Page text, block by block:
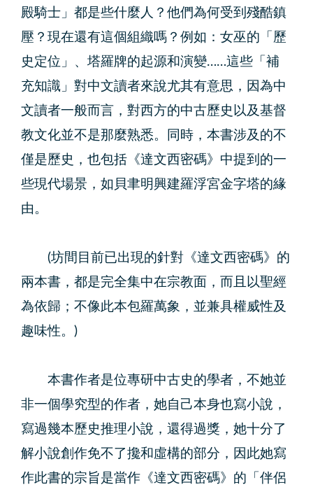
殿騎士」都是些什麼人？他們為何受到殘酷鎮
壓？現在還有這個組織嗎？例如：女巫的「歷
史定位」、塔羅牌的起源和演變……這些「補
充知識」對中文讀者來說尤其有意思，因為中
文讀者一般而言，對西方的中古歷史以及基督
教文化並不是那麼熟悉。同時，本書涉及的不
僅是歷史，也包括《達文西密碼》中提到的一
些現代場景，如貝聿明興建羅浮宮金字塔的緣
由。
(坊間目前已出現的針對《達文西密碼》的
兩本書，都是完全集中在宗教面，而且以聖經
為依歸；不像此本包羅萬象，並兼具權威性及
趣味性。)
本書作者是位專研中古史的學者，不她並
非一個學究型的作者，她自己本身也寫小說，
寫過幾本歷史推理小說，還得過獎，她十分了
解小說創作免不了攙和虛構的部分，因此她寫
作此書的宗旨是當作《達文西密碼》的「伴侶